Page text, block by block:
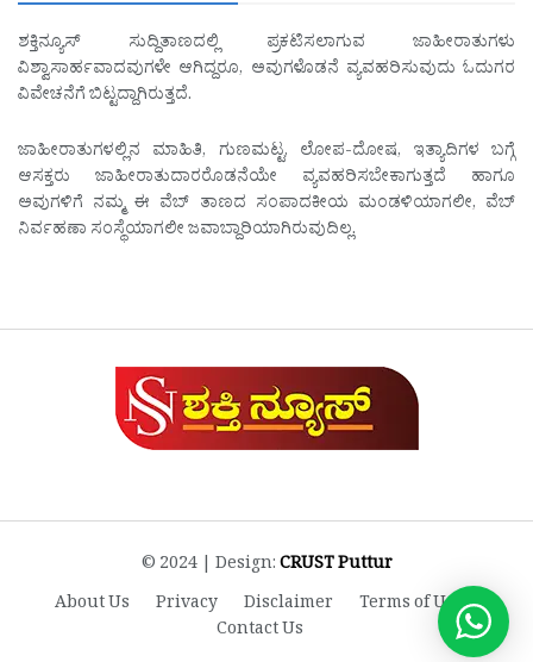
ಶಕ್ತಿನ್ಯೂಸ್ ಸುದ್ದಿತಾಣದಲ್ಲಿ ಪ್ರಕಟಿಸಲಾಗುವ ಜಾಹೀರಾತುಗಳು
ವಿಶ್ವಾಸಾರ್ಹವಾದವುಗಳೇ ಆಗಿದ್ದರೂ, ಅವುಗಳೊಡನೆ ವ್ಯವಹರಿಸುವುದು ಓದುಗರ
ವಿವೇಚನೆಗೆ ಬಿಟ್ಟದ್ದಾಗಿರುತ್ತದೆ.
ಜಾಹೀರಾತುಗಳಲ್ಲಿನ ಮಾಹಿತಿ, ಗುಣಮಟ್ಟ, ಲೋಪ-ದೋಷ, ಇತ್ಯಾದಿಗಳ ಬಗ್ಗೆ
ಆಸಕ್ತರು ಜಾಹೀರಾತುದಾರರೊಡನೆಯೇ ವ್ಯವಹರಿಸಬೇಕಾಗುತ್ತದೆ ಹಾಗೂ
ಅವುಗಳಿಗೆ ನಮ್ಮ ಈ ವೆಬ್ ತಾಣದ ಸಂಪಾದಕೀಯ ಮಂಡಳಿಯಾಗಲೀ, ವೆಬ್
ನಿರ್ವಹಣಾ ಸಂಸ್ಥೆಯಾಗಲೀ ಜವಾಬ್ದಾರಿಯಾಗಿರುವುದಿಲ್ಲ.
© 2024 | Design:CRUST Puttur
About Us
Privacy Disclaimer
Terms of Use
Contact Us